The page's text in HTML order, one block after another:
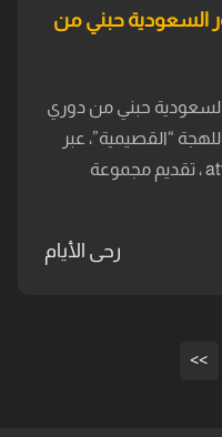
السعودية حبني من
حبني من دوري
“القصيمية”، عبر
برنامج ع السيف برنامج على قناة atv ، تقديم مجموعة
رحى الأيام
>>